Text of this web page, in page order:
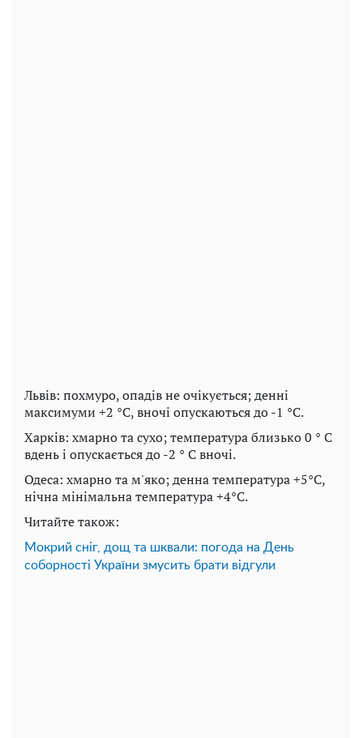
Львів: похмуро, опадів не очікується; денні
максимуми +2 °C, вночі опускаються до -1 °C.
Харків: хмарно та сухо; температура близько 0 ° C
вдень і опускається до -2 ° C вночі.
Одеса: хмарно та м'яко; денна температура +5°C,
нічна мінімальна температура +4°C.
Читайте також:
Мокрий сніг, дощ та шквали: погода на День
соборності України змусить брати відгули